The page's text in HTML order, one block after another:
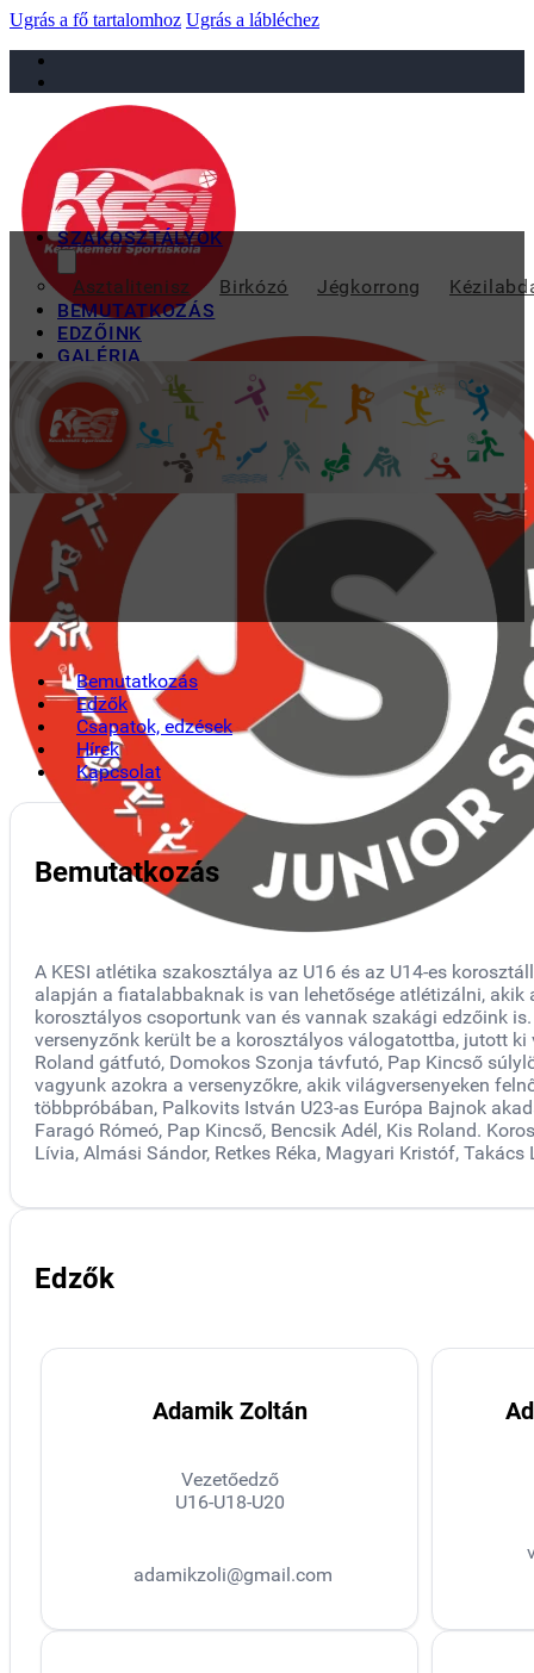
Ugrás a fő tartalomhoz Ugrás a lábléchez
sportiskola@juniorsportkft.hu
SZAKOSZTÁLYOK
Asztalitenisz Birkózó Jégkorrong
BEMUTATKOZÁS
EDZŐINK
GALÉRIA
TAO
KAPCSOLAT
Bemutatkozás
Edzők
Csapatok, edzések
Hírek
Kapcsolat
Bemutatkozás
A KESI atlétika szakosztálya az U16 és az U14-es
alapján a fiatalabbaknak is van lehetősége atlétizálni, akik
korosztályos csoportunk van és vannak szakági edzőink
versenyzőnk került be a korosztályos válogatottba, jutott
Roland gátfutó, Domokos Szonja távfutó, Pap Kincső
vagyunk azokra a versenyzőkre, akik világversenyeken
többpróbában, Palkovits István U23-as Európa Bajnok
Faragó Rómeó, Pap Kincső, Bencsik Adél, Kis Roland.
Lívia, Almási Sándor, Retkes Réka, Magyari Kristóf, Takács
Edzők
Adamik Zoltán
Vezetőedző
U16-U18-U20
adamikzoli@gmail.com